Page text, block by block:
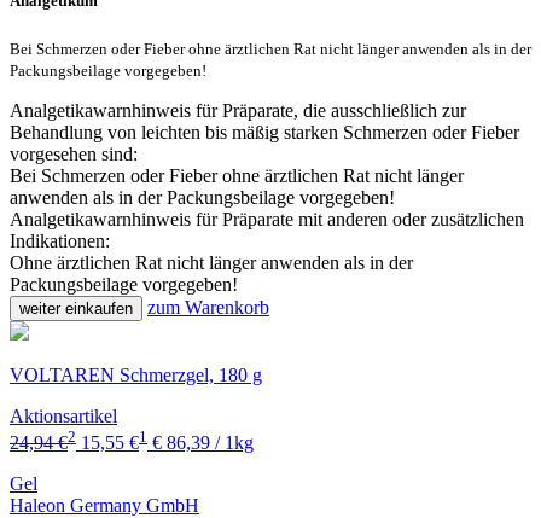
Bei Schmerzen oder Fieber ohne ärztlichen Rat nicht länger anwenden als in der
Packungsbeilage vorgegeben!
Analgetikawarnhinweis für Präparate, die ausschließlich zur
Behandlung von leichten bis mäßig starken Schmerzen oder Fieber
vorgesehen sind:
Bei Schmerzen oder Fieber ohne ärztlichen Rat nicht länger
anwenden als in der Packungsbeilage vorgegeben!
Analgetikawarnhinweis für Präparate mit anderen oder zusätzlichen
Indikationen:
Ohne ärztlichen Rat nicht länger anwenden als in der
Packungsbeilage vorgegeben!
weiter einkaufen zum Warenkorb
VOLTAREN Schmerzgel, 180 g
Aktionsartikel
24,94 €2 15,55 €1 € 86,39 / 1kg
Gel
Haleon Germany GmbH